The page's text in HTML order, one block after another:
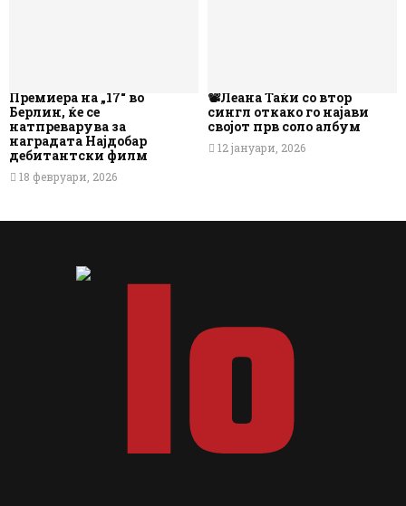
Премиера на „17“ во
Берлин, ќе се
натпреварува за
наградата Најдобар
дебитантски филм
18 февруари, 2026
📽️Леана Таќи со втор
сингл откако го најави
својот прв соло албум
12 јануари, 2026